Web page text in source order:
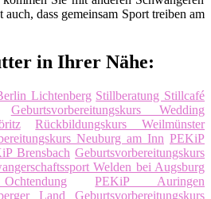
dass gemeinsam Sport treiben am
in Ihrer Nähe:
Lichtenberg Stillberatung Stillcafé
Geburtsvorbereitungskurs Wedding
Rückbildungskurs Weilmünster
Neuburg am Inn PEKiP
Brensbach Geburtsvorbereitungskurs
Welden bei Augsburg
PEKiP Auringen
Land
Geburtsvorbereitungskurs